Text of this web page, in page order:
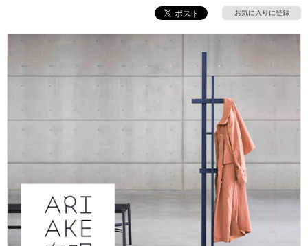
ウッドデッキ フローリング・床材
収納 インテリア・
ペット用品
パネル・壁材
天然石・石材
メンテナンス・ 施工材 新商品
名古屋ショールーム 京都ショールーム
福岡ショールーム 札幌スマートショールー
ム
横浜スマート
ショールー
ム
ウェルビーみのおHDC
初めての方へ
お問い合わせ
説明書・図面検索 水まわり3年保証
お役立ち情報 住まいのスタイリング
アイデア
ミラタップチャンネル
オンライン相談
その他サービス
ASOLIE
工事会社紹介
ェルジュ
SUVACO
最高のリノベ会社が
リノベりす
お気に入りに登録